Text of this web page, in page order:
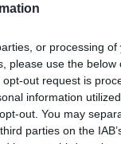
or processing
please use the below
out request is
information
out. You may
parties on the